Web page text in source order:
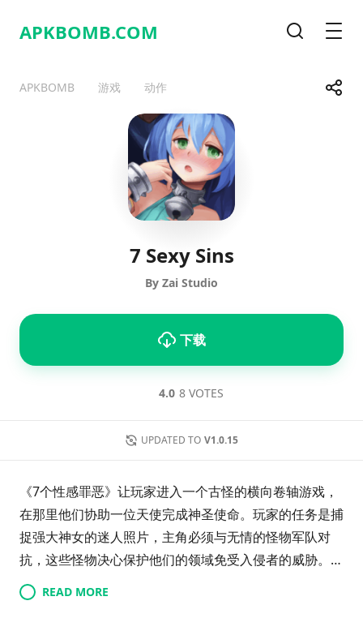
APKBOMB.COM
APKBOMB 游戏 动作 Share
TelegramFacebook
7 Sexy Sins
By Zai Studio
下载
4.0 8 VOTES
UPDATED TO V1.0.15
《7个性感罪恶》让玩家进入一个古怪的横向卷轴游戏，
在那里他们协助一位天使完成神圣使命。玩家的任务是捕
捉强大神女的迷人照片，主角必须与无情的怪物军队对
抗，这些怪物决心保护他们的领域免受入侵者的威胁。为
了成功，玩家必须策略性地运用他们的能力，克服众多障
碍，同时在这个幽默而暗示的冒险中前行。每个关卡都带
READ MORE